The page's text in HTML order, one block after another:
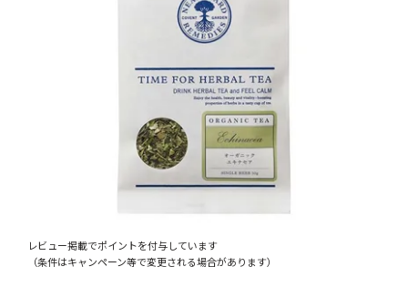
レビュー掲載でポイントを付与しています
（条件はキャンペーン等で変更される場合があります）